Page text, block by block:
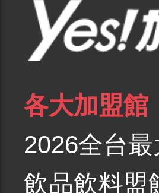
各大加盟館
2026全台
飲品飲料盟